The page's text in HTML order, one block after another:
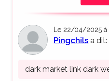
Le 22/04/2025 à
Pingchils a dit:
dark market link dark